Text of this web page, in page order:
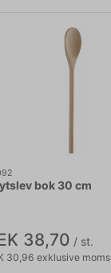
bok 30 cm
38,70 / st.
30,96 exklusive moms